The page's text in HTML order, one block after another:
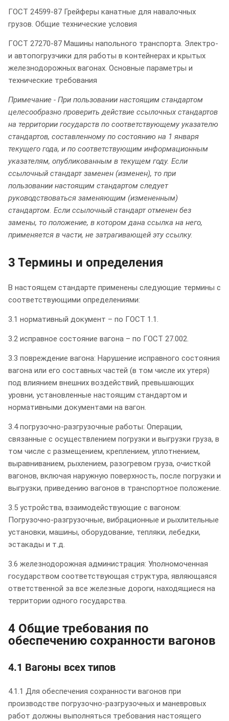
ГОСТ 24599-87 Грейферы канатные для навалочных
грузов. Общие технические условия
ГОСТ 27270-87 Машины напольного транспорта. Электро-
и автопогрузчики для работы в контейнерах и крытых
железнодорожных вагонах. Основные параметры и
технические требования
Примечание - При пользовании настоящим стандартом
целесообразно проверить действие ссылочных стандартов
на территории государств по соответствующему указателю
стандартов, составленному по состоянию на 1 января
текущего года, и по соответствующим информационным
указателям, опубликованным в текущем году. Если
ссылочный стандарт заменен (изменен), то при
пользовании настоящим стандартом следует
руководствоваться заменяющим (измененным)
стандартом. Если ссылочный стандарт отменен без
замены, то положение, в котором дана ссылка на него,
применяется в части, не затрагивающей эту ссылку.
3 Термины и определения
В настоящем стандарте применены следующие термины с
соответствующими определениями:
3.1 нормативный документ – по ГОСТ 1.1.
3.2 исправное состояние вагона – по ГОСТ 27.002.
3.3 повреждение вагона: Нарушение исправного состояния
вагона или его составных частей (в том числе их утеря)
под влиянием внешних воздействий, превышающих
уровни, установленные настоящим стандартом и
нормативными документами на вагон.
3.4 погрузочно-разгрузочные работы: Операции,
связанные с осуществлением погрузки и выгрузки груза, в
том числе с размещением, креплением, уплотнением,
выравниванием, рыхлением, разогревом груза, очисткой
вагонов, включая наружную поверхность, после погрузки и
выгрузки, приведению вагонов в транспортное положение.
3.5 устройства, взаимодействующие с вагоном:
Погрузочно-разгрузочные, вибрационные и рыхлительные
установки, машины, оборудование, тепляки, лебедки,
эстакады и т.д.
3.6 железнодорожная администрация: Уполномоченная
государством соответствующая структура, являющаяся
ответственной за все железные дороги, находящиеся на
территории одного государства.
4 Общие требования по
обеспечению сохранности вагонов
4.1 Вагоны всех типов
4.1.1 Для обеспечения сохранности вагонов при
производстве погрузочно-разгрузочных и маневровых
работ должны выполняться требования настоящего